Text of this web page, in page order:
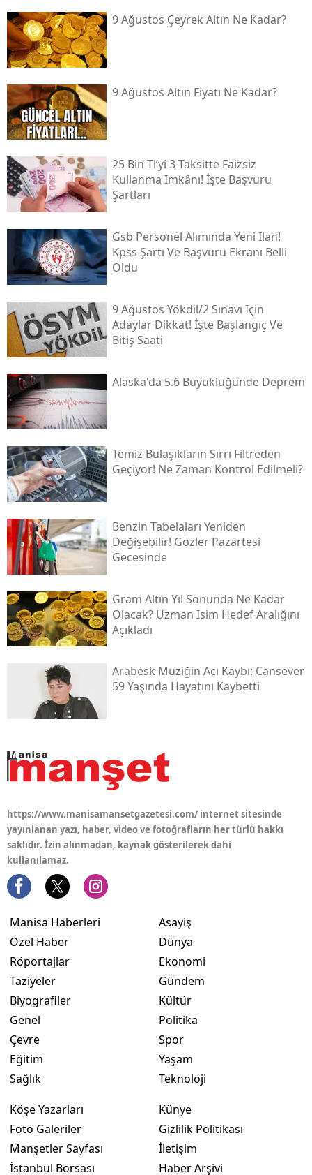
9 Ağustos Çeyrek Altın Ne Kadar?
9 Ağustos Altın Fiyatı Ne Kadar?
25 Bin Tl’yi 3 Taksitte Faizsiz
Kullanma Imkânı! İşte Başvuru
Şartları
Gsb Personel Alımında Yeni Ilan!
Kpss Şartı Ve Başvuru Ekranı Belli
Oldu
9 Ağustos Yökdi̇l/2 Sınavı Için
Adaylar Dikkat! İşte Başlangıç Ve
Bitiş Saati
Alaska'da 5.6 Büyüklüğünde Deprem
Temiz Bulaşıkların Sırrı Filtreden
Geçiyor! Ne Zaman Kontrol Edilmeli?
Benzin Tabelaları Yeniden
Değişebilir! Gözler Pazartesi
Gecesinde
Gram Altın Yıl Sonunda Ne Kadar
Olacak? Uzman Isim Hedef Aralığını
Açıkladı
Arabesk Müziğin Acı Kaybı: Cansever
59 Yaşında Hayatını Kaybetti
https://www.manisamansetgazetesi.com/ internet sitesinde
yayınlanan yazı, haber, video ve fotoğrafların her türlü hakkı
saklıdır. İzin alınmadan, kaynak gösterilerek dahi
kullanılamaz.
Manisa Haberleri
Özel Haber
Röportajlar
Taziyeler
Biyografiler
Genel
Çevre
Eğitim
Sağlık
Asayiş
Dünya
Ekonomi
Gündem
Kültür
Politika
Spor
Yaşam
Teknoloji
Köşe Yazarları
Foto Galeriler
Manşetler Sayfası
İstanbul Borsası
Künye
Gizlilik Politikası
İletişim
Haber Arşivi